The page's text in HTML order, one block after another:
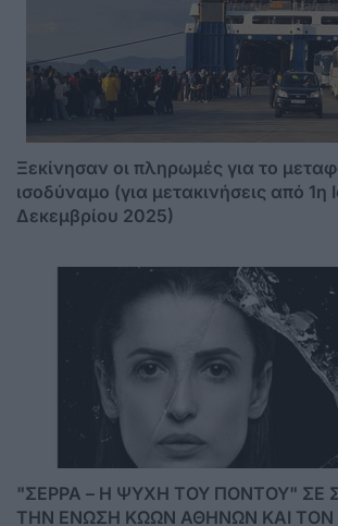
Ξεκίνησαν οι πληρωμές για το
ισοδύναμο (για μετακινήσεις από 1η
Δεκεμβρίου 2025)
"ΣΕΡΡΑ – Η ΨΥΧΗ ΤΟΥ ΠΟΝΤΟΥ" ΣΕ ΣΥΝΕΡΓΑΣΙΑ ΜΕ
ΤΗΝ ΕΝΩΣΗ ΚΩΩΝ ΑΘΗΝΩΝ ΚΑΙ ΤΟΝ ΣΥΛΛΟΓΟ